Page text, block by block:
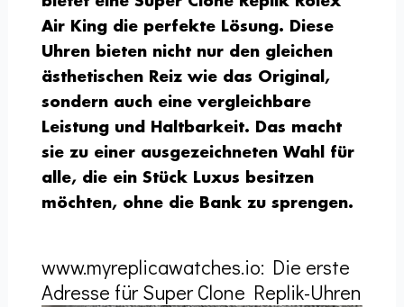
Air King die perfekte Lösung. Diese
Uhren bieten nicht nur den gleichen
ästhetischen Reiz wie das Original,
sondern auch eine vergleichbare
Leistung und Haltbarkeit. Das macht
sie zu einer ausgezeichneten Wahl für
alle, die ein Stück Luxus besitzen
möchten, ohne die Bank zu sprengen.
www.myreplicawatches.io: Die erste
Adresse für Super Clone Replik-Uhren